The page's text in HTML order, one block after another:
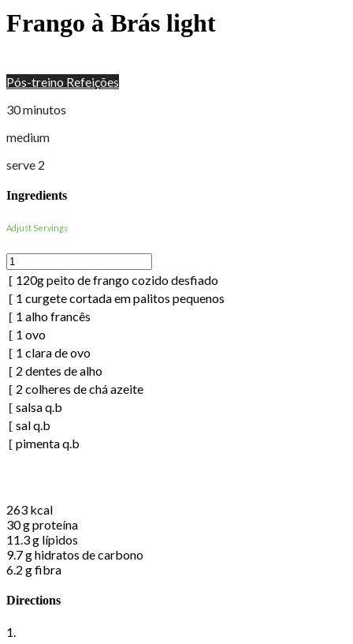
Frango à Brás light
Pós-treino Refeições
30 minutos
medium
serve 2
Ingredients
Adjust Servings
120gpeito de frango cozido desfiado
1 curgete cortada em palitos pequenos
1 alho francês
1 ovo
1 clara de ovo
2 dentes de alho
2 colheres de cháazeite
salsa q.b
sal q.b
pimenta q.b
263 kcal
30 gproteína
11.3 g lípidos
9.7 ghidratos de carbono
6.2 gfibra
Directions
1.